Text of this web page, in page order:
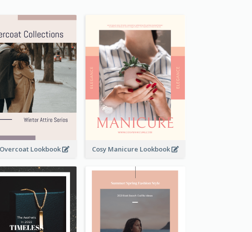
Lookbook Cosy Manicure Lookbook